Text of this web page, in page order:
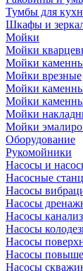
Тумбы для
Шкафы и
Мойки
Мойки
Мойки
Мойки врезные
Мойки
Мойки
Мойки
Мойки
Оборудование
Рукомойники
Насосы и
Насосные
Насосы
Насосы
Насосы
Насосы
Насосы
Насосы
Насосы